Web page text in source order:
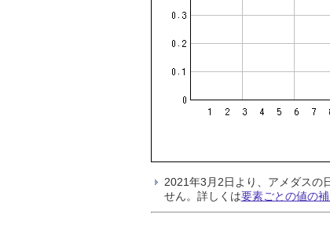
2021年3月2日より、アメダスの
せん。詳しくは要素ごとの値の